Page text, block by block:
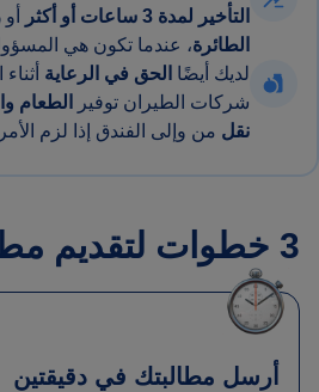
التأخير لمدة 3 ساعات أو أكثر
أو
الطائرة، عندما تكون هي
لديك أيضًا الحق في الرعاية
شركات الطيران توفير
الطعام
نقل من وإلى الفندق إذا لزم
3 خطوات لتقديم مطالبة
أرسل مطالبتك في دقيقتين